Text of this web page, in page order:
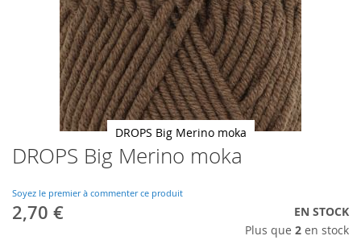
DROPS Big Merino moka
Soyez le premier à commenter ce produit
2,70 €
EN STOCK
Plus que 2 en stock
DROPS Big Merino moka
Skip
to
beginning
of